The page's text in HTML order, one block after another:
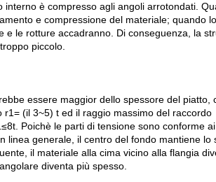
è compresso agli angoli arrotondati.
e compressione del materiale; quando
le rotture accadranno. Di conseguenza, la
piccolo.
essere maggior dello spessore del piatto,
(il 3~5) t ed il raggio massimo del raccordo
Poichè le parti di tensione sono conforme
linea generale, il centro del fondo mantiene lo
il materiale alla cima vicino alla flangia
diventa più spesso.